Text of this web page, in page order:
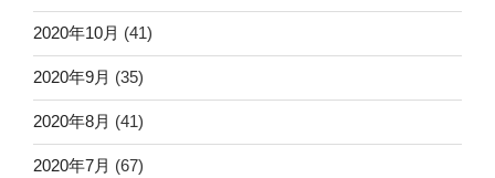
2020年10月 (41)
2020年9月 (35)
2020年8月 (41)
2020年7月 (67)